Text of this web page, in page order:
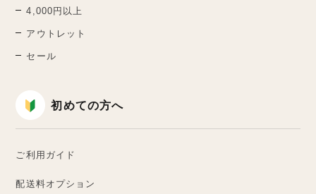
4,000円以上
アウトレット
セール
初めての方へ
ご利用ガイド
配送料オプション